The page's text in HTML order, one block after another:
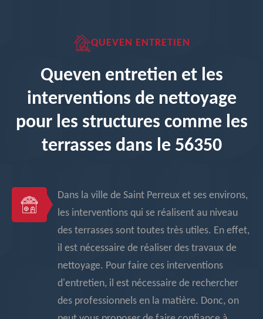
QUEVEN ENTRETIEN
Queven entretien et les
interventions de nettoyage
pour les structures comme les
terrasses dans le 56350
Dans la ville de Saint Perreux et ses environs,
les interventions qui se réalisent au niveau
des terrasses sont toutes très utiles. En effet,
il est nécessaire de réaliser des travaux de
nettoyage. Pour faire ces interventions
d'entretien, il est nécessaire de rechercher
des professionnels en la matière. Donc, on